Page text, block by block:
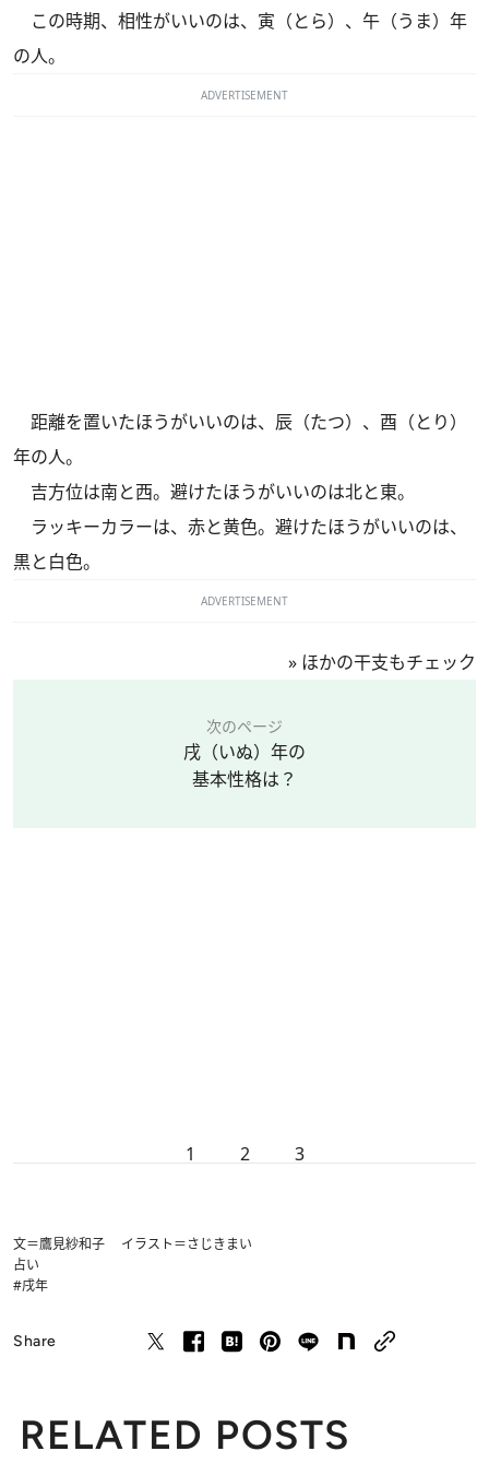
この時期、相性がいいのは、寅（とら）、午（うま）年
の人。
ADVERTISEMENT
距離を置いたほうがいいのは、辰（たつ）、酉（とり）
年の人。
吉方位は南と西。避けたほうがいいのは北と東。
ラッキーカラーは、赤と黄色。避けたほうがいいのは、
黒と白色。
ADVERTISEMENT
» ほかの干支もチェック
次のページ
戌（いぬ）年の
基本性格は？
1 2 3
文＝鷹見紗和子 イラスト＝さじきまい
占い
#戌年
Share
RELATED POSTS